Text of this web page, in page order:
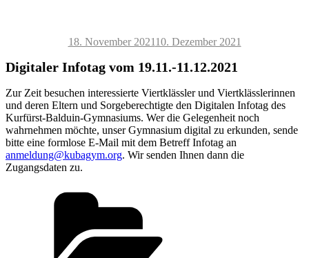
Veröffentlicht
18. November 202110. Dezember 2021
Digitaler Infotag vom 19.11.-11.12.2021
Zur Zeit besuchen interessierte Viertklässler und Viertklässlerinnen
und deren Eltern und Sorgeberechtigte den Digitalen Infotag des
Kurfürst-Balduin-Gymnasiums. Wer die Gelegenheit noch
wahrnehmen möchte, unser Gymnasium digital zu erkunden, sende
bitte eine formlose E-Mail mit dem Betreff Infotag an
anmeldung@kubagym.org. Wir senden Ihnen dann die
Zugangsdaten zu.